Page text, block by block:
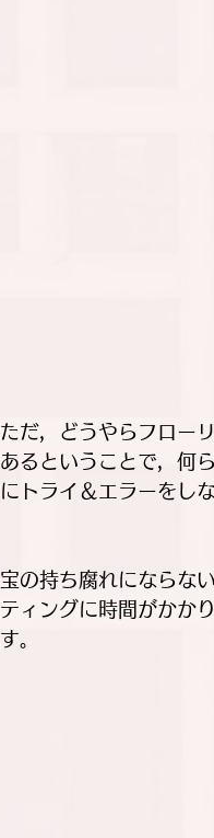
ただ，どうやらフロー
あるということで，何
にトライ＆エラーをし
宝の持ち腐れにならな
ティングに時間がかか
す。